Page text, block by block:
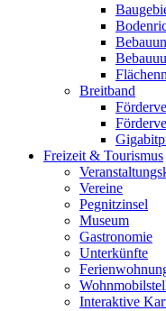
Breitband
Freizeit & Tourismus
Vereine
Pegnitzinsel
Museum
Gastronomie
Unterkünfte
Interaktive